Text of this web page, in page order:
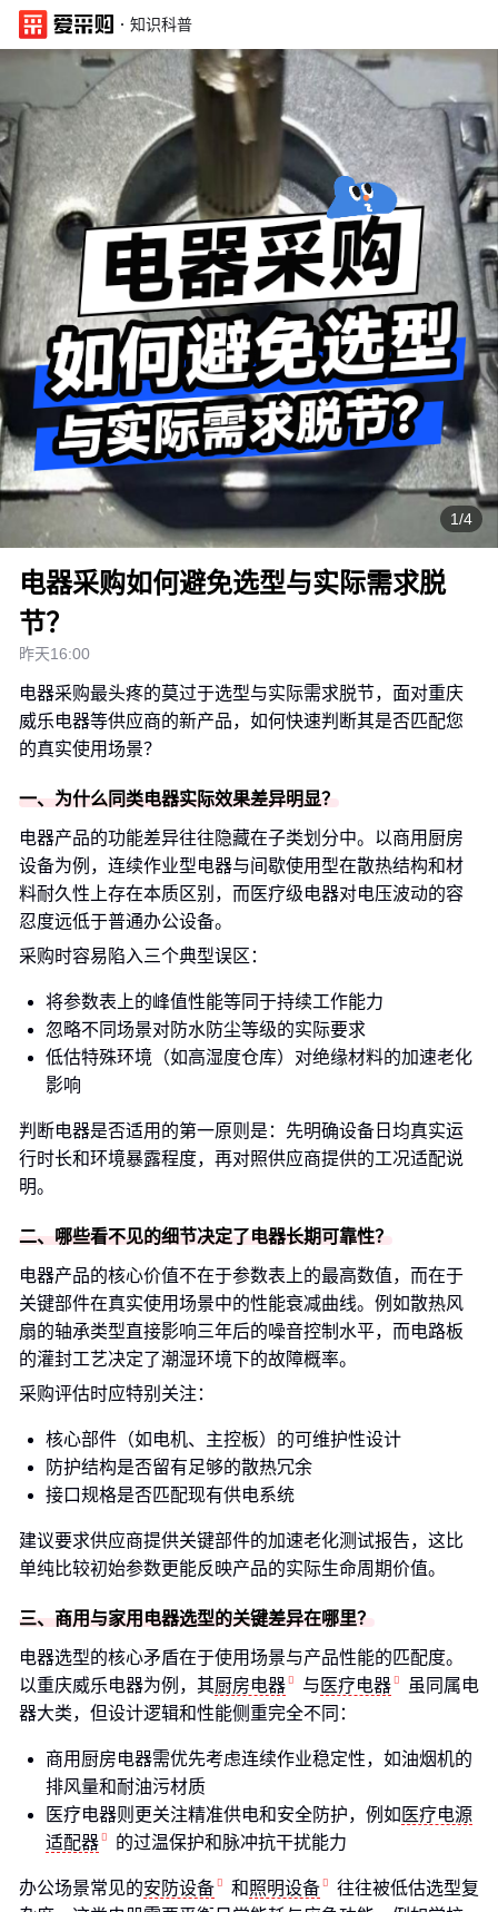
· 知识科普
1/4
电器采购如何避免选型与实际需求脱
节？
昨天16:00
电器采购最头疼的莫过于选型与实际需求脱节，面对重庆
威乐电器等供应商的新产品，如何快速判断其是否匹配您
的真实使用场景？
一、为什么同类电器实际效果差异明显？
电器产品的功能差异往往隐藏在子类划分中。以商用厨房
设备为例，连续作业型电器与间歇使用型在散热结构和材
料耐久性上存在本质区别，而医疗级电器对电压波动的容
忍度远低于普通办公设备。
采购时容易陷入三个典型误区：
将参数表上的峰值性能等同于持续工作能力
忽略不同场景对防水防尘等级的实际要求
低估特殊环境（如高湿度仓库）对绝缘材料的加速老化
影响
判断电器是否适用的第一原则是：先明确设备日均真实运
行时长和环境暴露程度，再对照供应商提供的工况适配说
明。
二、哪些看不见的细节决定了电器长期可靠性？
电器产品的核心价值不在于参数表上的最高数值，而在于
关键部件在真实使用场景中的性能衰减曲线。例如散热风
扇的轴承类型直接影响三年后的噪音控制水平，而电路板
的灌封工艺决定了潮湿环境下的故障概率。
采购评估时应特别关注：
核心部件（如电机、主控板）的可维护性设计
防护结构是否留有足够的散热冗余
接口规格是否匹配现有供电系统
建议要求供应商提供关键部件的加速老化测试报告，这比
单纯比较初始参数更能反映产品的实际生命周期价值。
三、商用与家用电器选型的关键差异在哪里？
电器选型的核心矛盾在于使用场景与产品性能的匹配度。
以重庆威乐电器为例，其厨房电器 与 医疗电器
虽同属电
器大类，但设计逻辑和性能侧重完全不同：
商用厨房电器需优先考虑连续作业稳定性，如油烟机的
排风量和耐油污材质
医疗电器则更关注精准供电和安全防护，例如 医疗电源
适配器
的过温保护和脉冲抗干扰能力
办公场景常见的安防设备 和照明设备
往往被低估选型复